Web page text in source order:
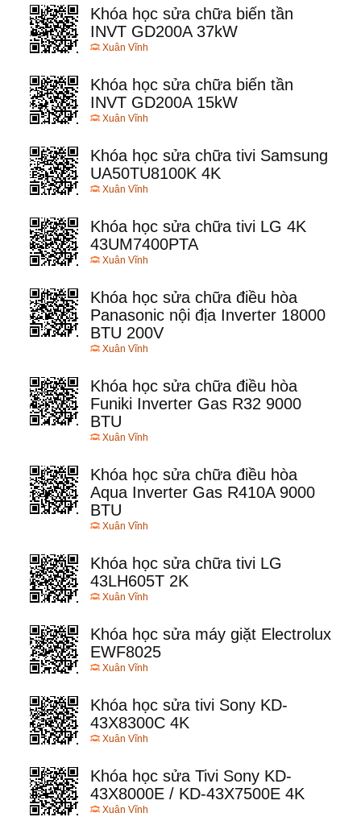
Khóa học sửa chữa biến tần
INVT GD200A 37kW
Xuân Vĩnh
Khóa học sửa chữa biến tần
INVT GD200A 15kW
Xuân Vĩnh
Khóa học sửa chữa tivi Samsung
UA50TU8100K 4K
Xuân Vĩnh
Khóa học sửa chữa tivi LG 4K
43UM7400PTA
Xuân Vĩnh
Khóa học sửa chữa điều hòa
Panasonic nội địa Inverter 18000
BTU 200V
Xuân Vĩnh
Khóa học sửa chữa điều hòa
Funiki Inverter Gas R32 9000
BTU
Xuân Vĩnh
Khóa học sửa chữa điều hòa
Aqua Inverter Gas R410A 9000
BTU
Xuân Vĩnh
Khóa học sửa chữa tivi LG
43LH605T 2K
Xuân Vĩnh
Khóa học sửa máy giặt Electrolux
EWF8025
Xuân Vĩnh
Khóa học sửa tivi Sony KD-
43X8300C 4K
Xuân Vĩnh
Khóa học sửa Tivi Sony KD-
43X8000E / KD-43X7500E 4K
Xuân Vĩnh